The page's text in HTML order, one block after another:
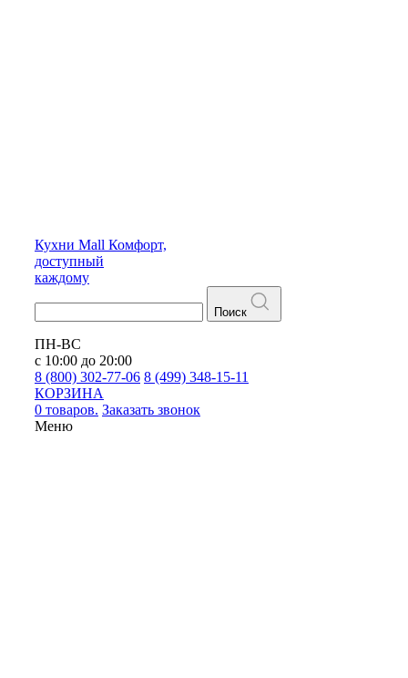
Кухни Mall Комфорт,
доступный
каждому
Поиск
ПН-ВС
с 10:00 до 20:00
8 (800) 302-77-06 8 (499) 348-15-11
КОРЗИНА
0 товаров. Заказать звонок
Меню